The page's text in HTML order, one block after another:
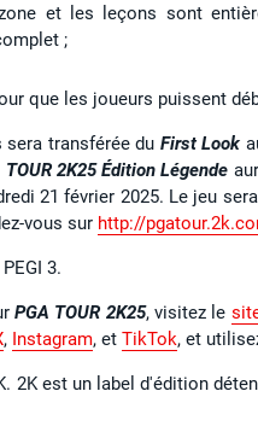
et les leçons sont
;
que les joueurs puissent
transférée du First Look
TOUR 2K25 Édition Légende
21 février 2025. Le jeu
vous sur http://
3.
PGA TOUR 2K25, visitez le
, Instagram, et TikTok, et
2K est un label d'édition